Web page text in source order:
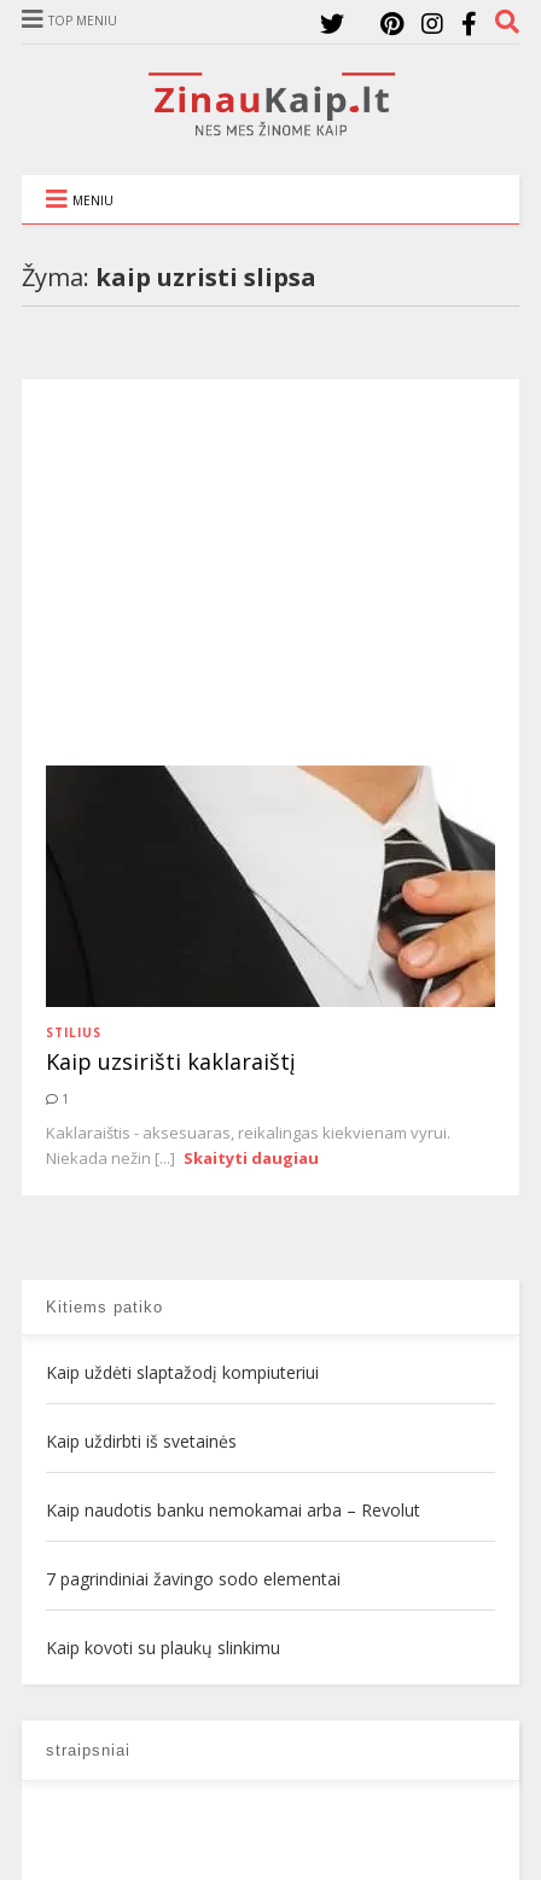
TOP MENIU
MENIU
Žyma: kaip uzristi slipsa
STILIUS
Kaip uzsirišti kaklaraištį
1
Kaklaraištis - aksesuaras, reikalingas kiekvienam vyrui.
Niekada nežin [...] Skaityti daugiau
Kitiems patiko
Kaip uždėti slaptažodį kompiuteriui
Kaip uždirbti iš svetainės
Kaip naudotis banku nemokamai arba – Revolut
7 pagrindiniai žavingo sodo elementai
Kaip kovoti su plaukų slinkimu
straipsniai